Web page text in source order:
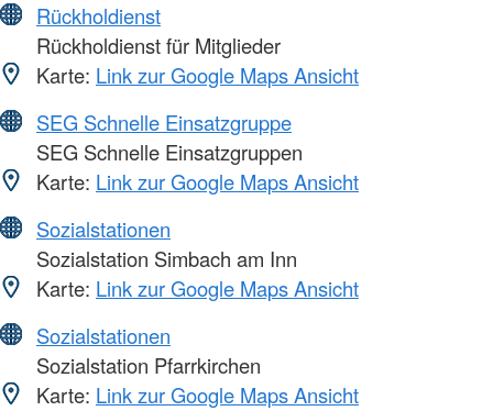
Rückholdienst
Rückholdienst für Mitglieder
Karte: Link zur Google Maps Ansicht
SEG Schnelle Einsatzgruppe
SEG Schnelle Einsatzgruppen
Karte: Link zur Google Maps Ansicht
Sozialstationen
Sozialstation Simbach am Inn
Karte: Link zur Google Maps Ansicht
Sozialstationen
Sozialstation Pfarrkirchen
Karte: Link zur Google Maps Ansicht